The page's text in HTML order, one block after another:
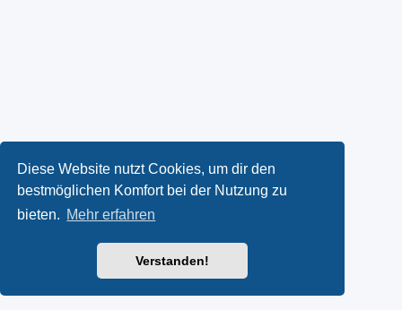
Diese Website nutzt Cookies, um dir den
bestmöglichen Komfort bei der Nutzung zu
bieten. Mehr erfahren
Verstanden!